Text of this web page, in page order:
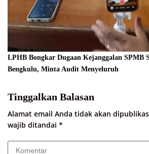
LPHB Bongkar Dugaan Kejanggalan SPMB
Bengkulu, Minta Audit Menyeluruh
Tinggalkan Balasan
Alamat email Anda tidak akan
wajib ditandai *